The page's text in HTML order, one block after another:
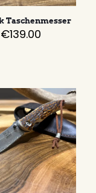
Taschenmesser
€139.00